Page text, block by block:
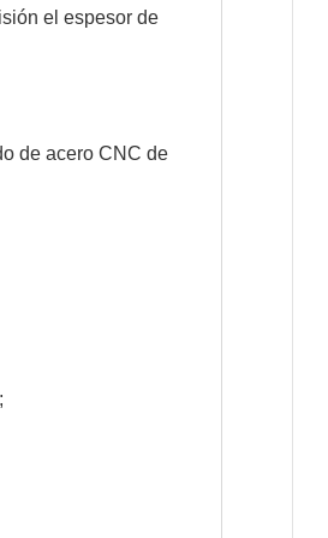
el espesor de
de acero CNC de